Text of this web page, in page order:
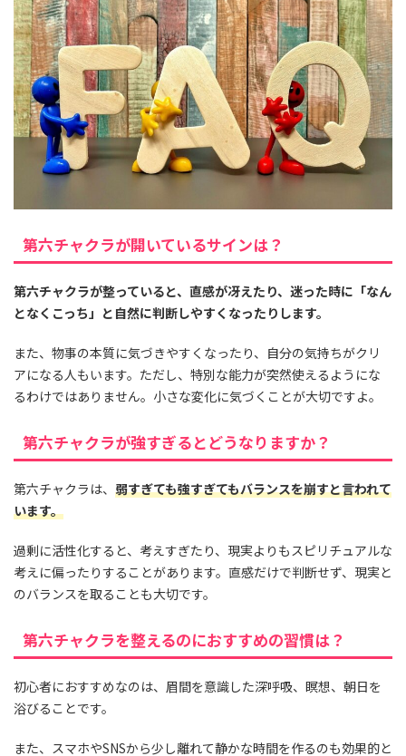
第六チャクラが開いているサインは？
第六チャクラが整っていると、直感が冴えたり、迷った時に「なん
となくこっち」と自然に判断しやすくなったりします。
また、物事の本質に気づきやすくなったり、自分の気持ちがクリ
アになる人もいます。ただし、特別な能力が突然使えるようにな
るわけではありません。小さな変化に気づくことが大切ですよ。
第六チャクラが強すぎるとどうなりますか？
第六チャクラは、 弱すぎても強すぎてもバランスを崩すと言われて
います。
過剰に活性化すると、考えすぎたり、現実よりもスピリチュアルな
考えに偏ったりすることがあります。直感だけで判断せず、現実と
のバランスを取ることも大切です。
第六チャクラを整えるのにおすすめの習慣は？
初心者におすすめなのは、眉間を意識した深呼吸、瞑想、朝日を
浴びることです。
また、スマホやSNSから少し離れて静かな時間を作るのも効果的と